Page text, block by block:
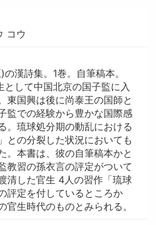
コウ
漢詩集。1巻。自筆稿本。
して中国北京の国子監に入
東国興は後に尚泰王の国師と
監での経験から豊かな国際感
。琉球処分期の動乱における
との分裂した状況においても
。本書は、彼の自筆稿本かと
教習の孫衣言の評定がついて
清した官生 4人の習作「琉球
評定を付しているところか
官生時代のものとみられる。